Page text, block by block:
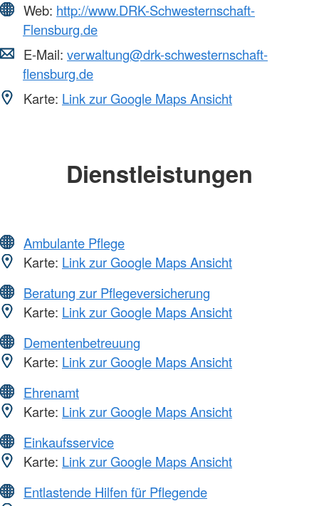
Web: http://www.DRK-Schwesternschaft-
Flensburg.de
E-Mail: verwaltung@drk-schwesternschaft-
flensburg.de
Karte: Link zur Google Maps Ansicht
Dienstleistungen
Ambulante Pflege
Karte: Link zur Google Maps Ansicht
Beratung zur Pflegeversicherung
Karte: Link zur Google Maps Ansicht
Dementenbetreuung
Karte: Link zur Google Maps Ansicht
Ehrenamt
Karte: Link zur Google Maps Ansicht
Einkaufsservice
Karte: Link zur Google Maps Ansicht
Entlastende Hilfen für Pflegende